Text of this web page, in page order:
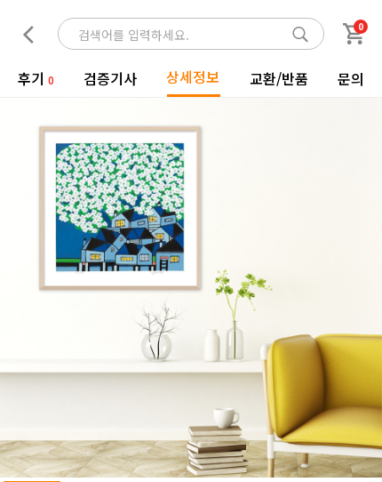
0
후기 0 검증기사 상세정보 교환/반품 문의